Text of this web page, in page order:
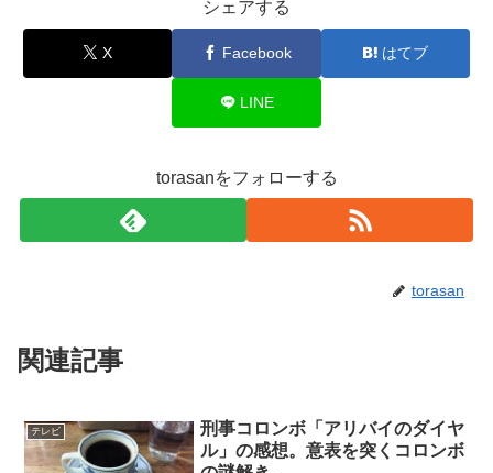
シェアする
X Facebook はてブ
LINE
torasanをフォローする
torasan
関連記事
テレビ
刑事コロンボ「アリバイのダイヤ
ル」の感想。意表を突くコロンボ